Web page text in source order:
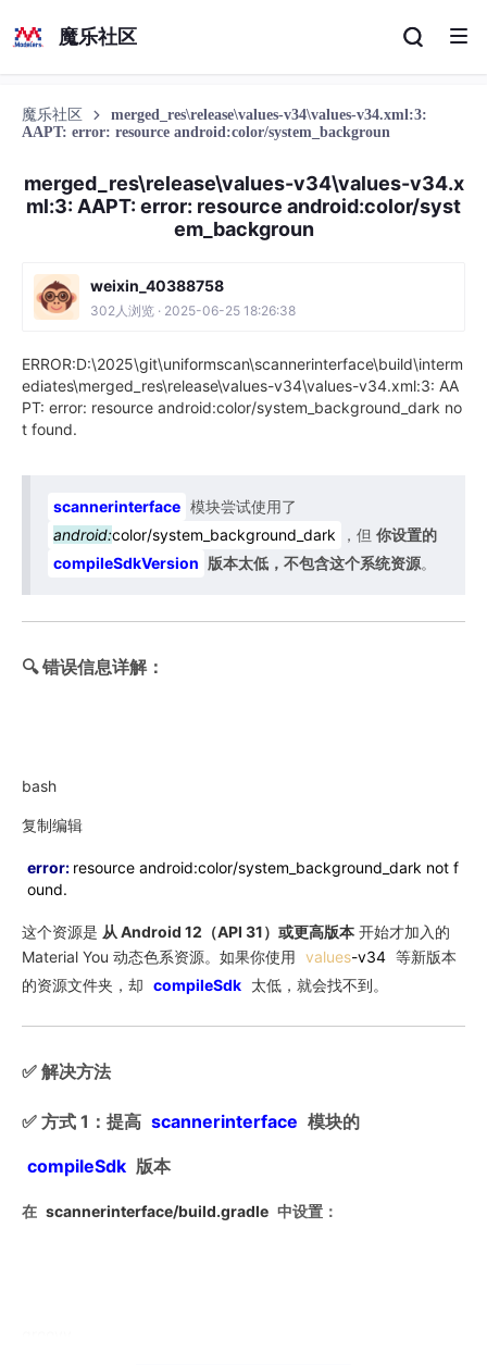
魔乐社区
魔乐社区
merged_res\release\values-v34\values-v34.xml:3:
AAPT: error: resource android:color/system_backgroun
merged_res\release\values-v34\values-v34.x
ml:3: AAPT: error: resource android:color/syst
em_backgroun
weixin_40388758
302人浏览 · 2025-06-25 18:26:38
ERROR:D:\2025\git\uniformscan\scannerinterface\build\interm
ediates\merged_res\release\values-v34\values-v34.xml:3: AA
PT: error: resource android:color/system_background_dark no
t found.
scannerinterface 模块尝试使用了
android:color/system_background_dark ，但 你设置的
compileSdkVersion 版本太低，不包含这个系统资源。
🔍 错误信息详解：
bash
复制编辑
error: resource android:color/system_background_dark not f
ound.
这个资源是 从 Android 12（API 31）或更高版本 开始才加入的
Material You 动态色系资源。如果你使用 values-v34 等新版本
的资源文件夹，却 compileSdk 太低，就会找不到。
✅ 解决方法
✅ 方式 1：提高 scannerinterface 模块的
compileSdk 版本
在 scannerinterface/build.gradle 中设置：